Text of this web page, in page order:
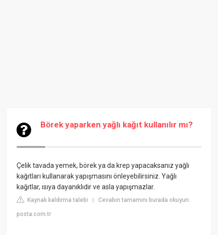
Börek yaparken yağlı kağıt kullanılır mı?
Çelik tavada yemek, börek ya da krep yapacaksanız yağlı
kağıtları kullanarak yapışmasını önleyebilirsiniz. Yağlı
kağıtlar, ısıya dayanıklıdır ve asla yapışmazlar.
Kaynak kaldırma talebi |Cevabın tamamını burada okuyun:
posta.com.tr